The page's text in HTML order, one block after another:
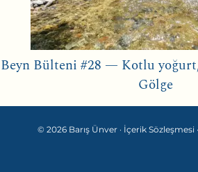
Beyn Bülteni #28 — Kotlu
Gölge
© 2026 Barış Ünver · İçerik Sözleşmesi ·